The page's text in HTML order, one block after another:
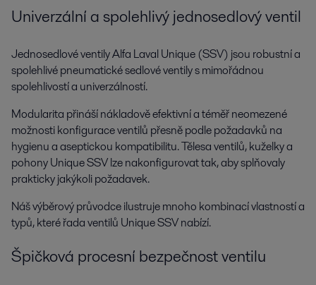
Univerzální a spolehlivý jednosedlový ventil
Jednosedlové ventily Alfa Laval Unique (SSV) jsou robustní a
spolehlivé pneumatické sedlové ventily s mimořádnou
spolehlivostí a univerzálností.
Modularita přináší nákladově efektivní a téměř neomezené
možnosti konfigurace ventilů přesně podle požadavků na
hygienu a aseptickou kompatibilitu. Tělesa ventilů, kuželky a
pohony Unique SSV lze nakonfigurovat tak, aby splňovaly
prakticky jakýkoli požadavek.
Náš výběrový průvodce ilustruje mnoho kombinací vlastností a
typů, které řada ventilů Unique SSV nabízí.
Špičková procesní bezpečnost ventilu